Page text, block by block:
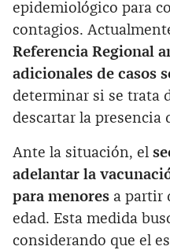
epidemiológico para
contagios.
Referencia Regional
adicionales de casos
determinar si se trata
descartar la presencia
Ante la situación, el
adelantar la
para menores a partir
edad. Esta medida
considerando que el